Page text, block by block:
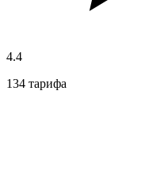
4.4
134 тарифа